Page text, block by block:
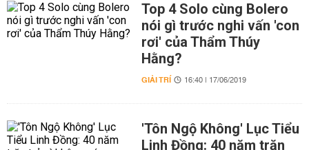
Top 4 Solo cùng Bolero
nói gì trước nghi vấn 'con
rơi' của Thẩm Thúy
Hằng?
GIẢI TRÍ 16:40 | 17/06/2019
'Tôn Ngộ Không' Lục Tiểu
Linh Đồng: 40 năm trăn